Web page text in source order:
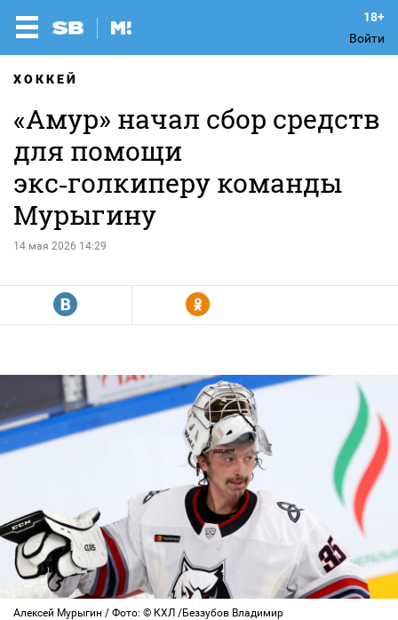
Войти
ХОККЕЙ
«Амур» начал сбор средств
для помощи
экс‑голкиперу команды
Мурыгину
14 мая 2026 14:29
R Y
Алексей Мурыгин / Фото: © КХЛ /Беззубов Владимир